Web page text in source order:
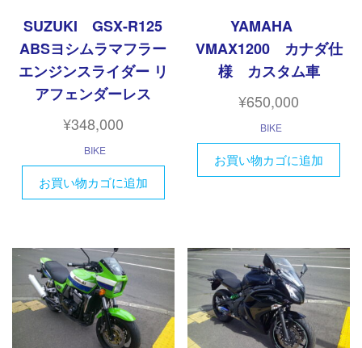
SUZUKI GSX-R125
ABSヨシムラマフラー
エンジンスライダー リ
アフェンダーレス
¥348,000
BIKE
お買い物カゴに追加
YAMAHA
VMAX1200 カナダ仕
様 カスタム車
¥650,000
BIKE
お買い物カゴに追加